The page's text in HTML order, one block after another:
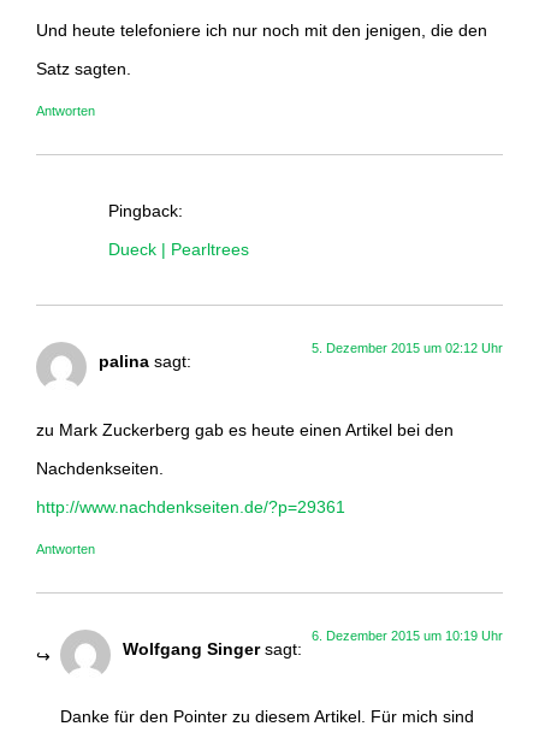
Und heute telefoniere ich nur noch mit den jenigen, die den
Satz sagten.
Antworten
Pingback:
Dueck | Pearltrees
palina sagt:
5. Dezember 2015 um 02:12 Uhr
zu Mark Zuckerberg gab es heute einen Artikel bei den
Nachdenkseiten.
http://www.nachdenkseiten.de/?p=29361
Antworten
Wolfgang Singer sagt:
6. Dezember 2015 um 10:19 Uhr
Danke für den Pointer zu diesem Artikel. Für mich sind